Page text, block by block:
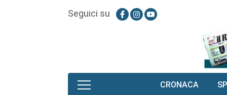
Seguici su
CRONACA